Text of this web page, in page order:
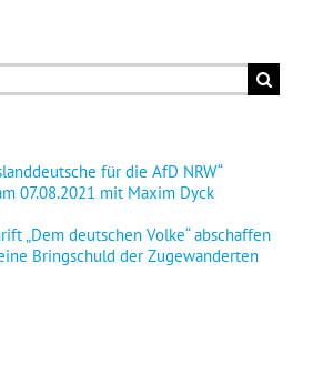
für die AfD NRW“
07.08.2021 mit Maxim Dyck
„Dem deutschen Volke“ abschaffen
Bringschuld der Zugewanderten